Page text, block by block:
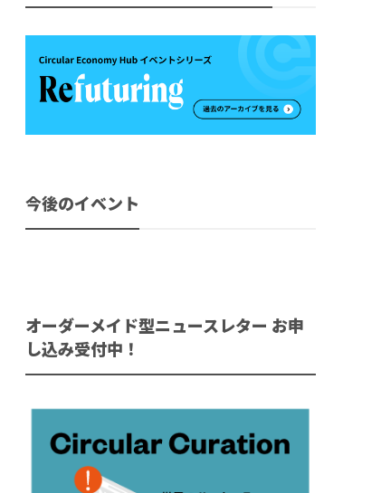
今後のイベント
オーダーメイド型ニュースレター お申
し込み受付中！